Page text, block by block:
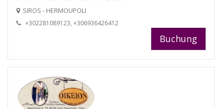
SIROS - HERMOUPOLI
+302281089123, +306936426412
Buchung